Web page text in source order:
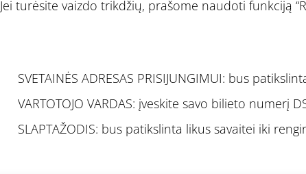
Jei turėsite vaizdo trikdžių, prašome naudoti funkciją
SVETAINĖS ADRESAS PRISIJUNGIMUI: bus
VARTOTOJO VARDAS: įveskite savo bilieto numerį
SLAPTAŽODIS: bus patikslinta likus savaitei iki